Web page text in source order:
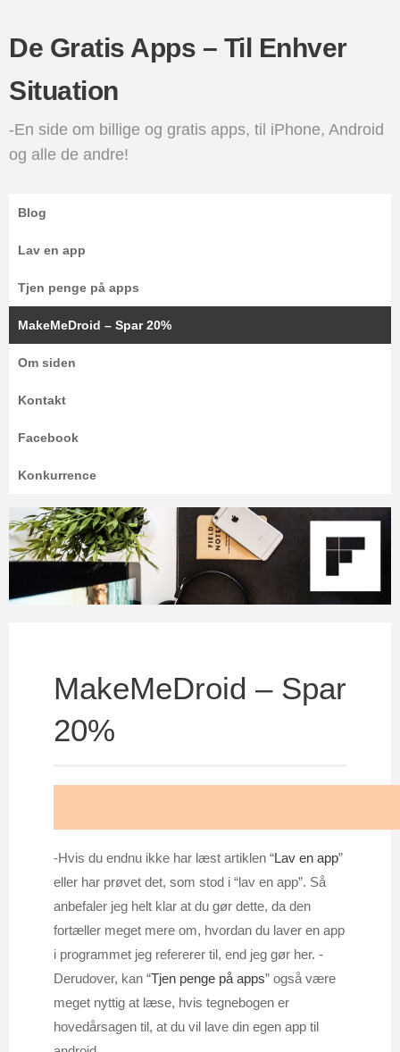
De Gratis Apps – Til Enhver
Situation
-En side om billige og gratis apps, til iPhone, Android
og alle de andre!
Blog
Lav en app
Tjen penge på apps
MakeMeDroid – Spar 20%
Om siden
Kontakt
Facebook
Konkurrence
MakeMeDroid – Spar
20%
-Hvis du endnu ikke har læst artiklen “Lav en app”
eller har prøvet det, som stod i “lav en app”. Så
anbefaler jeg helt klar at du gør dette, da den
fortæller meget mere om, hvordan du laver en app
i programmet jeg refererer til, end jeg gør her. -
Derudover, kan “Tjen penge på apps” også være
meget nyttig at læse, hvis tegnebogen er
hovedårsagen til, at du vil lave din egen app til